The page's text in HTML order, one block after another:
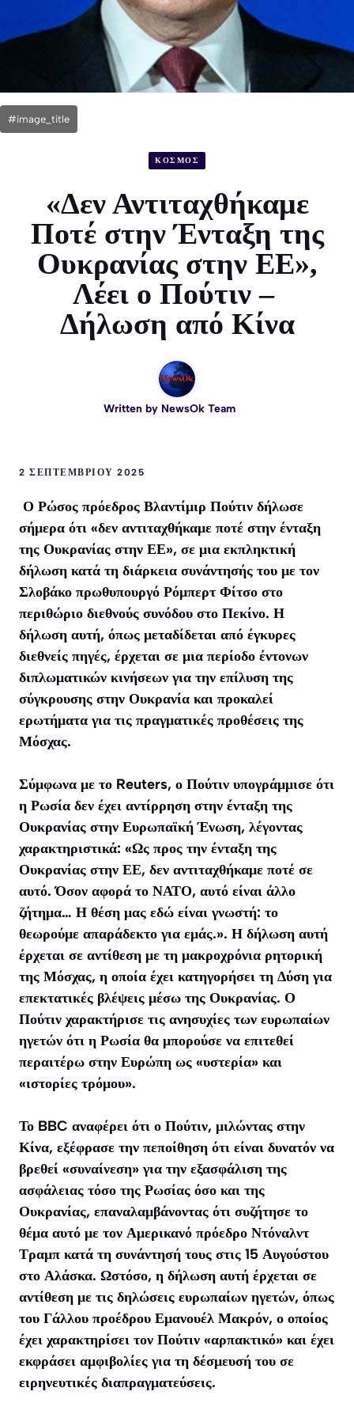
#image_title
ΚΟΣΜΟΣ
«Δεν Αντιταχθήκαμε
Ποτέ στην Ένταξη της
Ουκρανίας στην ΕΕ»,
Λέει ο Πούτιν –
Δήλωση από Κίνα
Written by NewsOk Team
2 ΣΕΠΤΕΜΒΡΊΟΥ 2025
Ο Ρώσος πρόεδρος Βλαντίμιρ Πούτιν δήλωσε
σήμερα ότι «δεν αντιταχθήκαμε ποτέ στην ένταξη
της Ουκρανίας στην ΕΕ», σε μια εκπληκτική
δήλωση κατά τη διάρκεια συνάντησής του με τον
Σλοβάκο πρωθυπουργό Ρόμπερτ Φίτσο στο
περιθώριο διεθνούς συνόδου στο Πεκίνο. Η
δήλωση αυτή, όπως μεταδίδεται από έγκυρες
διεθνείς πηγές, έρχεται σε μια περίοδο έντονων
διπλωματικών κινήσεων για την επίλυση της
σύγκρουσης στην Ουκρανία και προκαλεί
ερωτήματα για τις πραγματικές προθέσεις της
Μόσχας.
Σύμφωνα με το Reuters, ο Πούτιν υπογράμμισε ότι
η Ρωσία δεν έχει αντίρρηση στην ένταξη της
Ουκρανίας στην Ευρωπαϊκή Ένωση, λέγοντας
χαρακτηριστικά: «Ως προς την ένταξη της
Ουκρανίας στην ΕΕ, δεν αντιταχθήκαμε ποτέ σε
αυτό. Όσον αφορά το ΝΑΤΟ, αυτό είναι άλλο
ζήτημα… Η θέση μας εδώ είναι γνωστή: το
θεωρούμε απαράδεκτο για εμάς.». Η δήλωση αυτή
έρχεται σε αντίθεση με τη μακροχρόνια ρητορική
της Μόσχας, η οποία έχει κατηγορήσει τη Δύση για
επεκτατικές βλέψεις μέσω της Ουκρανίας. Ο
Πούτιν χαρακτήρισε τις ανησυχίες των ευρωπαίων
ηγετών ότι η Ρωσία θα μπορούσε να επιτεθεί
περαιτέρω στην Ευρώπη ως «υστερία» και
«ιστορίες τρόμου».
Το BBC αναφέρει ότι ο Πούτιν, μιλώντας στην
Κίνα, εξέφρασε την πεποίθηση ότι είναι δυνατόν να
βρεθεί «συναίνεση» για την εξασφάλιση της
ασφάλειας τόσο της Ρωσίας όσο και της
Ουκρανίας, επαναλαμβάνοντας ότι συζήτησε το
θέμα αυτό με τον Αμερικανό πρόεδρο Ντόναλντ
Τραμπ κατά τη συνάντησή τους στις 15 Αυγούστου
στο Αλάσκα. Ωστόσο, η δήλωση αυτή έρχεται σε
αντίθεση με τις δηλώσεις ευρωπαίων ηγετών, όπως
του Γάλλου προέδρου Εμανουέλ Μακρόν, ο οποίος
έχει χαρακτηρίσει τον Πούτιν «αρπακτικό» και έχει
εκφράσει αμφιβολίες για τη δέσμευσή του σε
ειρηνευτικές διαπραγματεύσεις.